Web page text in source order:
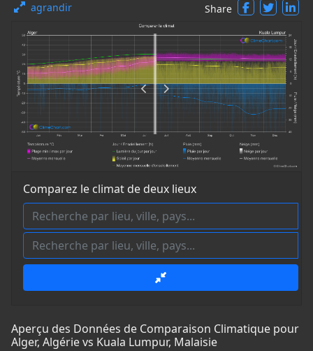
agrandir Share
Comparez le climat de deux lieux
Aperçu des Données de Comparaison Climatique pour
Alger, Algérie vs Kuala Lumpur, Malaisie